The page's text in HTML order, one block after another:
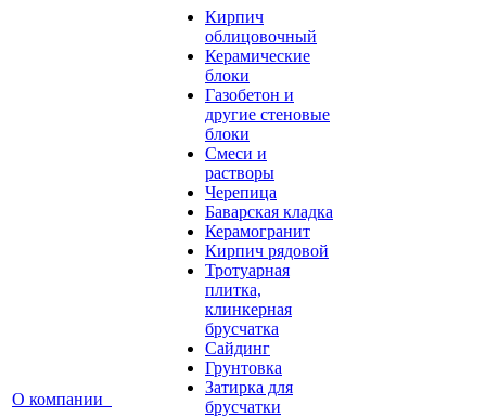
О компании
Кирпич
облицовочный
Керамические
блоки
Газобетон и
другие стеновые
блоки
Смеси и
растворы
Черепица
Баварская кладка
Керамогранит
Кирпич рядовой
Тротуарная
плитка,
клинкерная
брусчатка
Сайдинг
Грунтовка
Затирка для
брусчатки